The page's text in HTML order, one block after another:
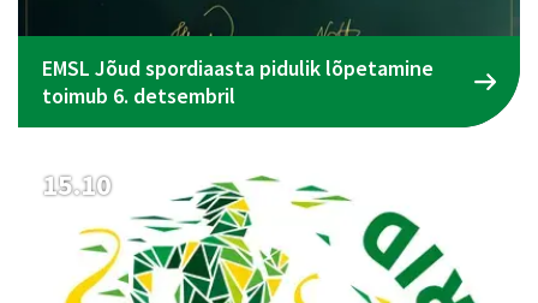
EMSL Jõud spordiaasta pidulik lõpetamine
toimub 6. detsembril
15.10